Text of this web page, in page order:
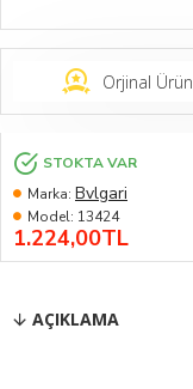
Orjinal Ürün
1.224,00TL
STOKTA VAR
Marka: Bvlgari
Model: 13424
AÇIKLAMA